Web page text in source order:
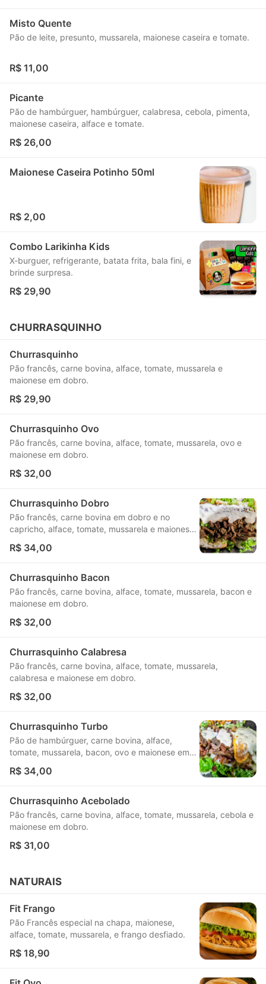
Misto Quente
Pão de leite, presunto, mussarela, maionese caseira e tomate.
R$ 11,00
Picante
Pão de hambúrguer, hambúrguer, calabresa, cebola, pimenta,
maionese caseira, alface e tomate.
R$ 26,00
Maionese Caseira Potinho 50ml
R$ 2,00
Combo Larikinha Kids
X-burguer, refrigerante, batata frita, bala fini, e
brinde surpresa.
R$ 29,90
CHURRASQUINHO
Churrasquinho
Pão francês, carne bovina, alface, tomate, mussarela e
maionese em dobro.
R$ 29,90
Churrasquinho Ovo
Pão francês, carne bovina, alface, tomate, mussarela, ovo e
maionese em dobro.
R$ 32,00
Churrasquinho Dobro
Pão francês, carne bovina em dobro e no
capricho, alface, tomate, mussarela e maionese
R$ 34,00
Churrasquinho Bacon
Pão francês, carne bovina, alface, tomate, mussarela, bacon e
maionese em dobro.
R$ 32,00
Churrasquinho Calabresa
Pão francês, carne bovina, alface, tomate, mussarela,
calabresa e maionese em dobro.
R$ 32,00
Churrasquinho Turbo
Pão de hambúrguer, carne bovina, alface,
tomate, mussarela, bacon, ovo e maionese em
R$ 34,00
Churrasquinho Acebolado
Pão francês, carne bovina, alface, tomate, mussarela, cebola e
maionese em dobro.
R$ 31,00
NATURAIS
Fit Frango
Pão Francês especial na chapa, maionese,
alface, tomate, mussarela, e frango desfiado.
R$ 18,90